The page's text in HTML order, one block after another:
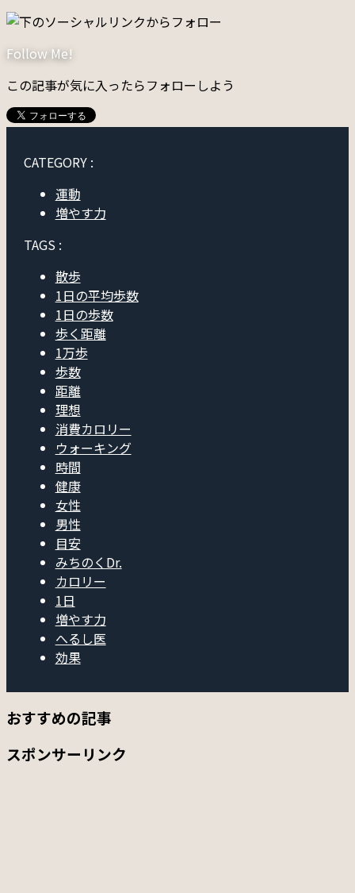
Follow Me!
この記事が気に入ったらフォローしよう
CATEGORY :
運動
増やす力
TAGS :
散歩
1日の平均歩数
1日の歩数
歩く距離
1万歩
歩数
距離
理想
消費カロリー
ウォーキング
時間
健康
女性
男性
目安
みちのくDr.
カロリー
1日
増やす力
へるし医
効果
おすすめの記事
スポンサーリンク